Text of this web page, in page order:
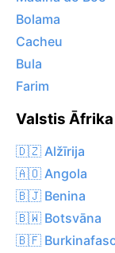
Bolama
Cacheu
Bula
Farim
Valstis Āfrika
🇩🇿 Alžīrija
🇦🇴 Angola
🇧🇯 Benina
🇧🇼 Botsvāna
🇧🇫